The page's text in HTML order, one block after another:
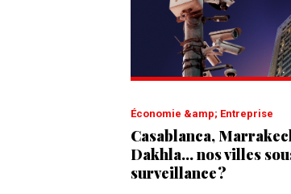
Économie &amp; Entreprise
Casablanca,
Dakhla... nos villes
surveillance ?